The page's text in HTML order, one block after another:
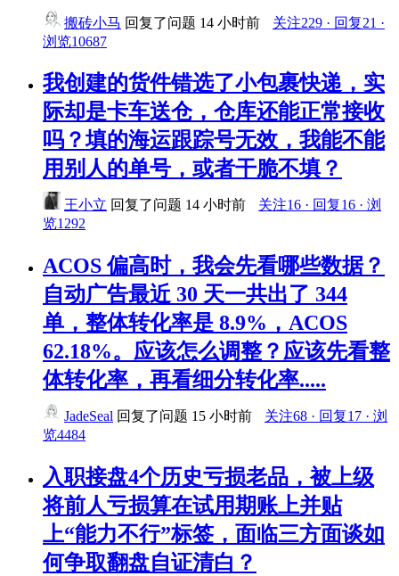
搬砖小马 回复了问题 14 小时前
关注229 · 回复21 ·
浏览10687
我创建的货件错选了小包裹快递，实
际却是卡车送仓，仓库还能正常接收
吗？填的海运跟踪号无效，我能不能
用别人的单号，或者干脆不填？
王小立 回复了问题 14 小时前
关注16 · 回复16 · 浏
览1292
ACOS 偏高时，我会先看哪些数据？
自动广告最近 30 天一共出了 344
单，整体转化率是 8.9%，ACOS
62.18%。应该怎么调整？应该先看整
体转化率，再看细分转化率.....
JadeSeal 回复了问题 15 小时前
关注68 · 回复17 · 浏
览4484
入职接盘4个历史亏损老品，被上级
将前人亏损算在试用期账上并贴
上“能力不行”标签，面临三方面谈如
何争取翻盘自证清白？